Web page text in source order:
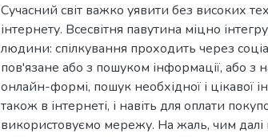
Сучасний світ важко уявити без високих
інтернету. Всесвітня павутина міцно
людини: спілкування проходить через
пов'язане або з пошуком інформації, або з
онлайн-формі, пошук необхідної і цікавої
також в інтернеті, і навіть для оплати
використовуємо мережу. На жаль, чим